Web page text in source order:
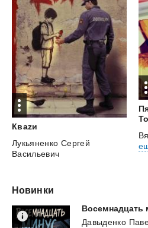
Кваzи
Лукьяненко Сергей
Васильевич
Новинки
Восемнадцать
Давыденко